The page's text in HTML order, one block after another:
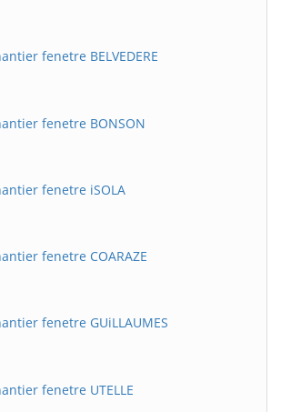
fenetre BELVEDERE
fenetre BONSON
fenetre iSOLA
fenetre COARAZE
fenetre GUiLLAUMES
fenetre UTELLE